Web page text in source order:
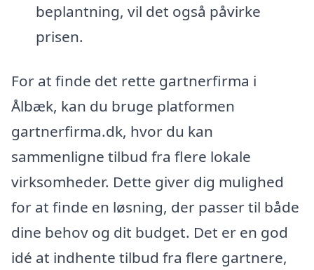
beplantning, vil det også påvirke
prisen.
For at finde det rette gartnerfirma i
Ålbæk, kan du bruge platformen
gartnerfirma.dk, hvor du kan
sammenligne tilbud fra flere lokale
virksomheder. Dette giver dig mulighed
for at finde en løsning, der passer til både
dine behov og dit budget. Det er en god
idé at indhente tilbud fra flere gartnere,